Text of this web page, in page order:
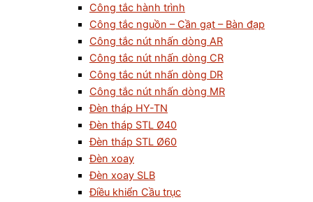
Công tắc hành trình
Công tắc nguồn – Cần gạt – Bàn đạp
Công tắc nút nhấn dòng AR
Công tắc nút nhấn dòng CR
Công tắc nút nhấn dòng DR
Công tắc nút nhấn dòng MR
Đèn tháp HY-TN
Đèn tháp STL Ø40
Đèn tháp STL Ø60
Đèn xoay
Đèn xoay SLB
Điều khiển Cầu trục